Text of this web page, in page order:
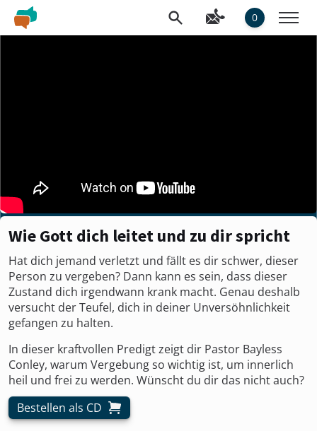
0
Wie Gott dich leitet und zu dir spricht
Hat dich jemand verletzt und fällt es dir schwer, dieser
Person zu vergeben? Dann kann es sein, dass dieser
Zustand dich irgendwann krank macht. Genau deshalb
versucht der Teufel, dich in deiner Unversöhnlichkeit
gefangen zu halten.
In dieser kraftvollen Predigt zeigt dir Pastor Bayless
Conley, warum Vergebung so wichtig ist, um innerlich
heil und frei zu werden. Wünscht du dir das nicht auch?
Bestellen als CD